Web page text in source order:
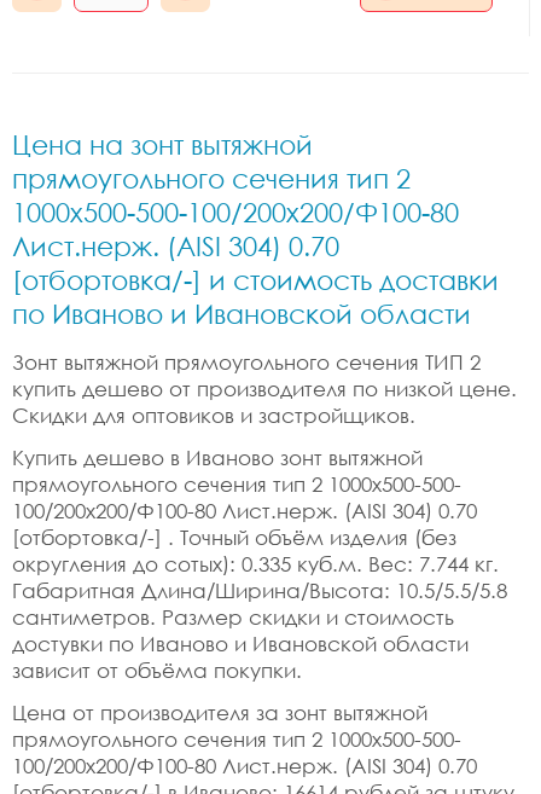
Цена на зонт вытяжной
прямоугольного сечения тип 2
1000x500-500-100/200x200/Ф100-80
Лист.нерж. (AISI 304) 0.70
[отбортовка/-] и стоимость доставки
по Иваново и Ивановской области
Зонт вытяжной прямоугольного сечения ТИП 2
купить дешево от производителя по низкой цене.
Скидки для оптовиков и застройщиков.
Купить дешево в Иваново зонт вытяжной
прямоугольного сечения тип 2 1000x500-500-
100/200x200/Ф100-80 Лист.нерж. (AISI 304) 0.70
[отбортовка/-] . Точный объём изделия (без
округления до сотых): 0.335 куб.м. Вес: 7.744 кг.
Габаритная Длина/Ширина/Высота: 10.5/5.5/5.8
сантиметров. Размер скидки и стоимость
достувки по Иваново и Ивановской области
зависит от объёма покупки.
Цена от производителя за зонт вытяжной
прямоугольного сечения тип 2 1000x500-500-
100/200x200/Ф100-80 Лист.нерж. (AISI 304) 0.70